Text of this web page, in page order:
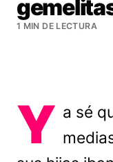
1 MIN DE LECTURA
Y a sé